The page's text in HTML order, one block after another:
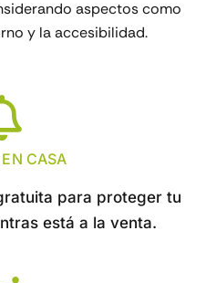
aspectos como
y la accesibilidad.
CASA
para proteger tu
está a la venta.